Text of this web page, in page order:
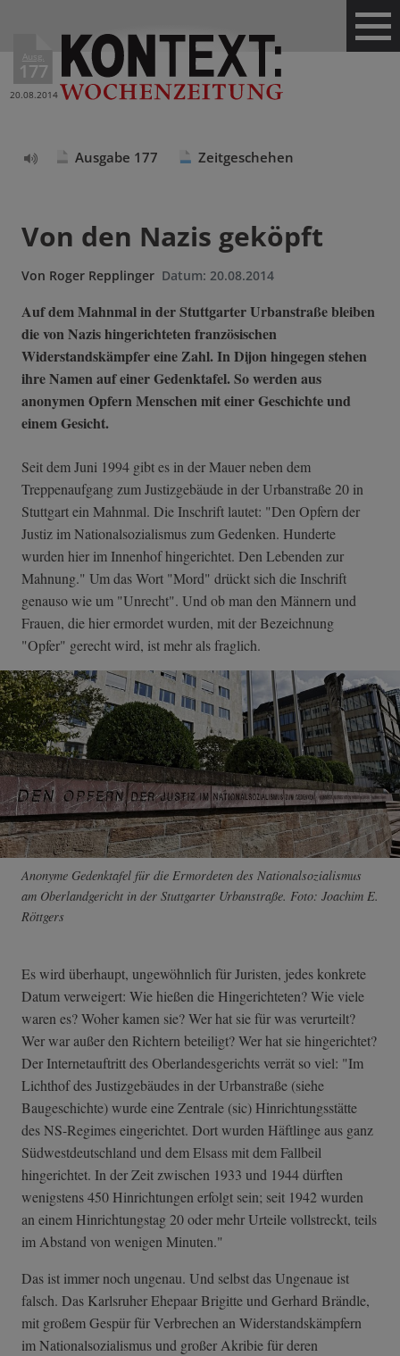
Ausg.
177
20.08.2014
Ausgabe 177 Zeitgeschehen
Von den Nazis geköpft
Von Roger Repplinger Datum: 20.08.2014
Auf dem Mahnmal in der Stuttgarter Urbanstraße bleiben
die von Nazis hingerichteten französischen
Widerstandskämpfer eine Zahl. In Dijon hingegen stehen
ihre Namen auf einer Gedenktafel. So werden aus
anonymen Opfern Menschen mit einer Geschichte und
einem Gesicht.
Seit dem Juni 1994 gibt es in der Mauer neben dem
Treppenaufgang zum Justizgebäude in der Urbanstraße 20 in
Stuttgart ein Mahnmal. Die Inschrift lautet: "Den Opfern der
Justiz im Nationalsozialismus zum Gedenken. Hunderte
wurden hier im Innenhof hingerichtet. Den Lebenden zur
Mahnung." Um das Wort "Mord" drückt sich die Inschrift
genauso wie um "Unrecht". Und ob man den Männern und
Frauen, die hier ermordet wurden, mit der Bezeichnung
"Opfer" gerecht wird, ist mehr als fraglich.
Anonyme Gedenktafel für die Ermordeten des Nationalsozialismus
am Oberlandgericht in der Stuttgarter Urbanstraße. Foto: Joachim E.
Röttgers
Es wird überhaupt, ungewöhnlich für Juristen, jedes konkrete
Datum verweigert: Wie hießen die Hingerichteten? Wie viele
waren es? Woher kamen sie? Wer hat sie für was verurteilt?
Wer war außer den Richtern beteiligt? Wer hat sie hingerichtet?
Der Internetauftritt des Oberlandesgerichts verrät so viel: "Im
Lichthof des Justizgebäudes in der Urbanstraße (siehe
Baugeschichte) wurde eine Zentrale (sic) Hinrichtungsstätte
des NS-Regimes eingerichtet. Dort wurden Häftlinge aus ganz
Südwestdeutschland und dem Elsass mit dem Fallbeil
hingerichtet. In der Zeit zwischen 1933 und 1944 dürften
wenigstens 450 Hinrichtungen erfolgt sein; seit 1942 wurden
an einem Hinrichtungstag 20 oder mehr Urteile vollstreckt, teils
im Abstand von wenigen Minuten."
Das ist immer noch ungenau. Und selbst das Ungenaue ist
falsch. Das Karlsruher Ehepaar Brigitte und Gerhard Brändle,
mit großem Gespür für Verbrechen an Widerstandskämpfern
im Nationalsozialismus und großer Akribie für deren